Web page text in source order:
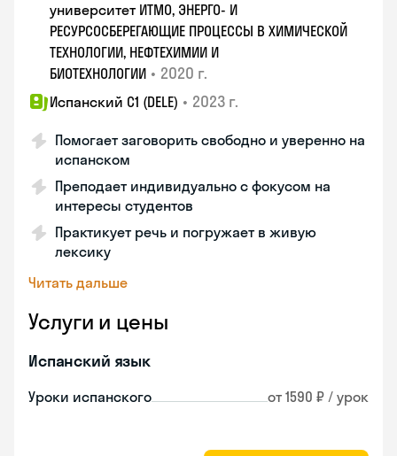
университет ИТМО, ЭНЕРГО- И
РЕСУРСОСБЕРЕГАЮЩИЕ ПРОЦЕССЫ В ХИМИЧЕСКОЙ
ТЕХНОЛОГИИ, НЕФТЕХИМИИ И
БИОТЕХНОЛОГИИ • 2020 г.
Испанский С1 (DELE) • 2023 г.
Помогает заговорить свободно и уверенно на
испанском
Преподает индивидуально с фокусом на
интересы студентов
Практикует речь и погружает в живую
лексику
Читать дальше
Услуги и цены
Испанский язык
Уроки испанского от 1590 ₽ / урок